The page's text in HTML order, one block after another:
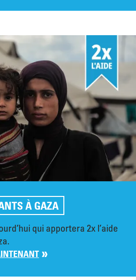
À GAZA
qui apportera 2x l’aide